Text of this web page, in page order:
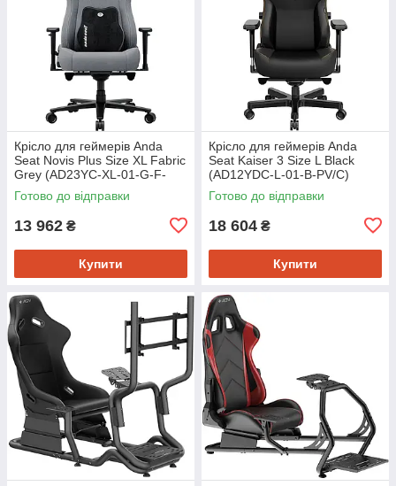
Крісло для геймерів Anda
Seat Novis Plus Size XL Fabric
Grey (AD23YC-XL-01-G-F-
G04)
Готово до відправки
13 962 ₴
Купити
Крісло для геймерів Anda
Seat Kaiser 3 Size L Black
(AD12YDC-L-01-B-PV/C)
Готово до відправки
18 604 ₴
Купити